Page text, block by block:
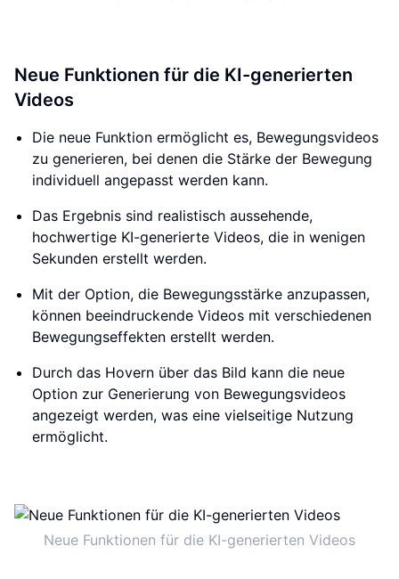
Neue Funktionen für die KI-generierten
Videos
Die neue Funktion ermöglicht es, Bewegungsvideos
zu generieren, bei denen die Stärke der Bewegung
individuell angepasst werden kann.
Das Ergebnis sind realistisch aussehende,
hochwertige KI-generierte Videos, die in wenigen
Sekunden erstellt werden.
Mit der Option, die Bewegungsstärke anzupassen,
können beeindruckende Videos mit verschiedenen
Bewegungseffekten erstellt werden.
Durch das Hovern über das Bild kann die neue
Option zur Generierung von Bewegungsvideos
angezeigt werden, was eine vielseitige Nutzung
ermöglicht.
Neue Funktionen für die KI-generierten Videos